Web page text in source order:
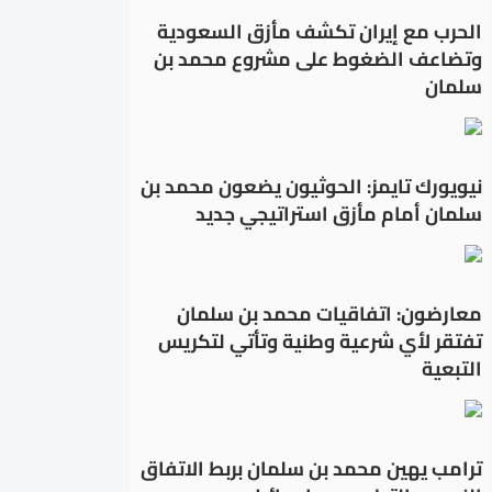
الحرب مع إيران تكشف مأزق السعودية
وتضاعف الضغوط على مشروع محمد بن
سلمان
نيويورك تايمز: الحوثيون يضعون محمد بن
سلمان أمام مأزق استراتيجي جديد
معارضون: اتفاقيات محمد بن سلمان
تفتقر لأي شرعية وطنية وتأتي لتكريس
التبعية
ترامب يهين محمد بن سلمان بربط الاتفاق